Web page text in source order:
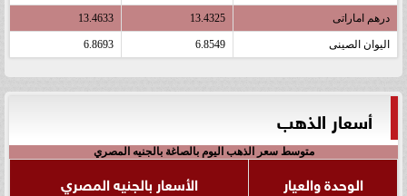
درهم اماراتى 13.4325
13.4633
اليوان الصينى 6.8549
6.8693
أسعار الذهب
متوسط سعر الذهب اليوم بالصاغة بالجنيه المصري
الوحدة والعيار
الأسعار بالجنيه المصري